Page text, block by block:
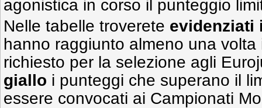
agonistica in corso il punteggio
Nelle tabelle troverete evidenziati
hanno raggiunto almeno una
richiesto per la selezione agli
giallo i punteggi che superano il
essere convocati ai Campionati